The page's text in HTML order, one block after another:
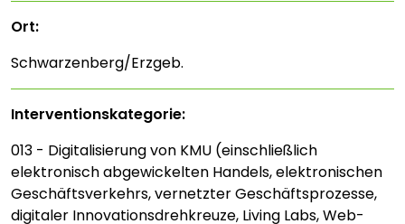
Ort:
Schwarzenberg/Erzgeb.
Interventions­kategorie:
013 - Digitalisierung von KMU (einschließlich
elektronisch abgewickelten Handels, elektronischen
Geschäftsverkehrs, vernetzter Geschäftsprozesse,
digitaler Innovationsdrehkreuze, Living Labs, Web-